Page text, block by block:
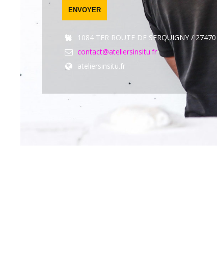
1084 TER ROUTE DE SERQUIGNY /
contact@ateliersinsitu.fr
ateliersinsitu.fr